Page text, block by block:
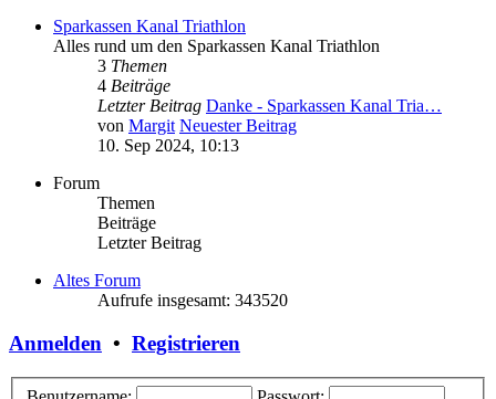
Sparkassen Kanal Triathlon
Alles rund um den Sparkassen Kanal Triathlon
3 Themen
4 Beiträge
Letzter Beitrag Danke - Sparkassen Kanal Tria…
von Margit Neuester Beitrag
10. Sep 2024, 10:13
Forum
Themen
Beiträge
Letzter Beitrag
Altes Forum
Aufrufe insgesamt: 343520
Anmelden • Registrieren